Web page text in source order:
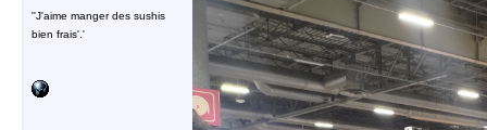
''J'aime manger des sushis
bien frais'.'